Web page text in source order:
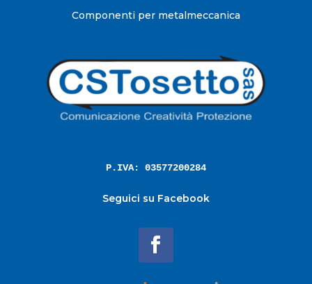
Componenti per metalmeccanica
P.IVA: 03577200284
Seguici su Facebook